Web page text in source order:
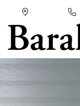
Direkt
zum
Inhalt